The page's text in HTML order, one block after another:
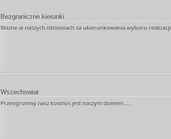
Bezgraniczne kierunki
Wazne w naszych istnieniach sa ukierunkowania wyboru
Wszechswiat
Przeogromny nasz kosmos jest naszym domem.....